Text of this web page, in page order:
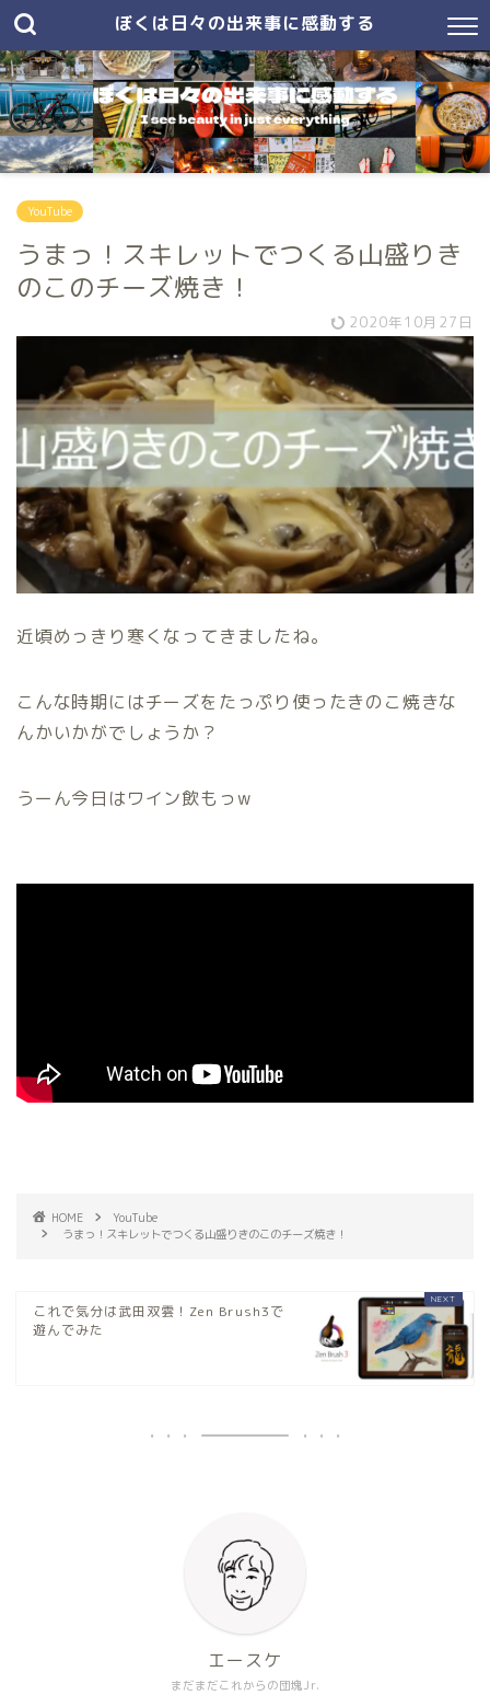
ぼくは日々の出来事に感動する
YouTube
うまっ！スキレットでつくる山盛りき
のこのチーズ焼き！
2020年10月27日
近頃めっきり寒くなってきましたね。
こんな時期にはチーズをたっぷり使ったきのこ焼きな
んかいかがでしょうか？
うーん今日はワイン飲もっw
HOME
YouTube
うまっ！スキレットでつくる山盛りきのこのチーズ焼き！
これで気分は武田双雲！Zen Brush3で
遊んでみた
まだまだこれからの団塊Jr.
エースケ